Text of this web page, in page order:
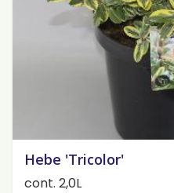
Hebe 'Tricolor'
cont. 2,0L